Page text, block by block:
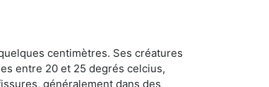
centimètres. Ses créatures
entre 20 et 25 degrés celcius,
généralement dans des